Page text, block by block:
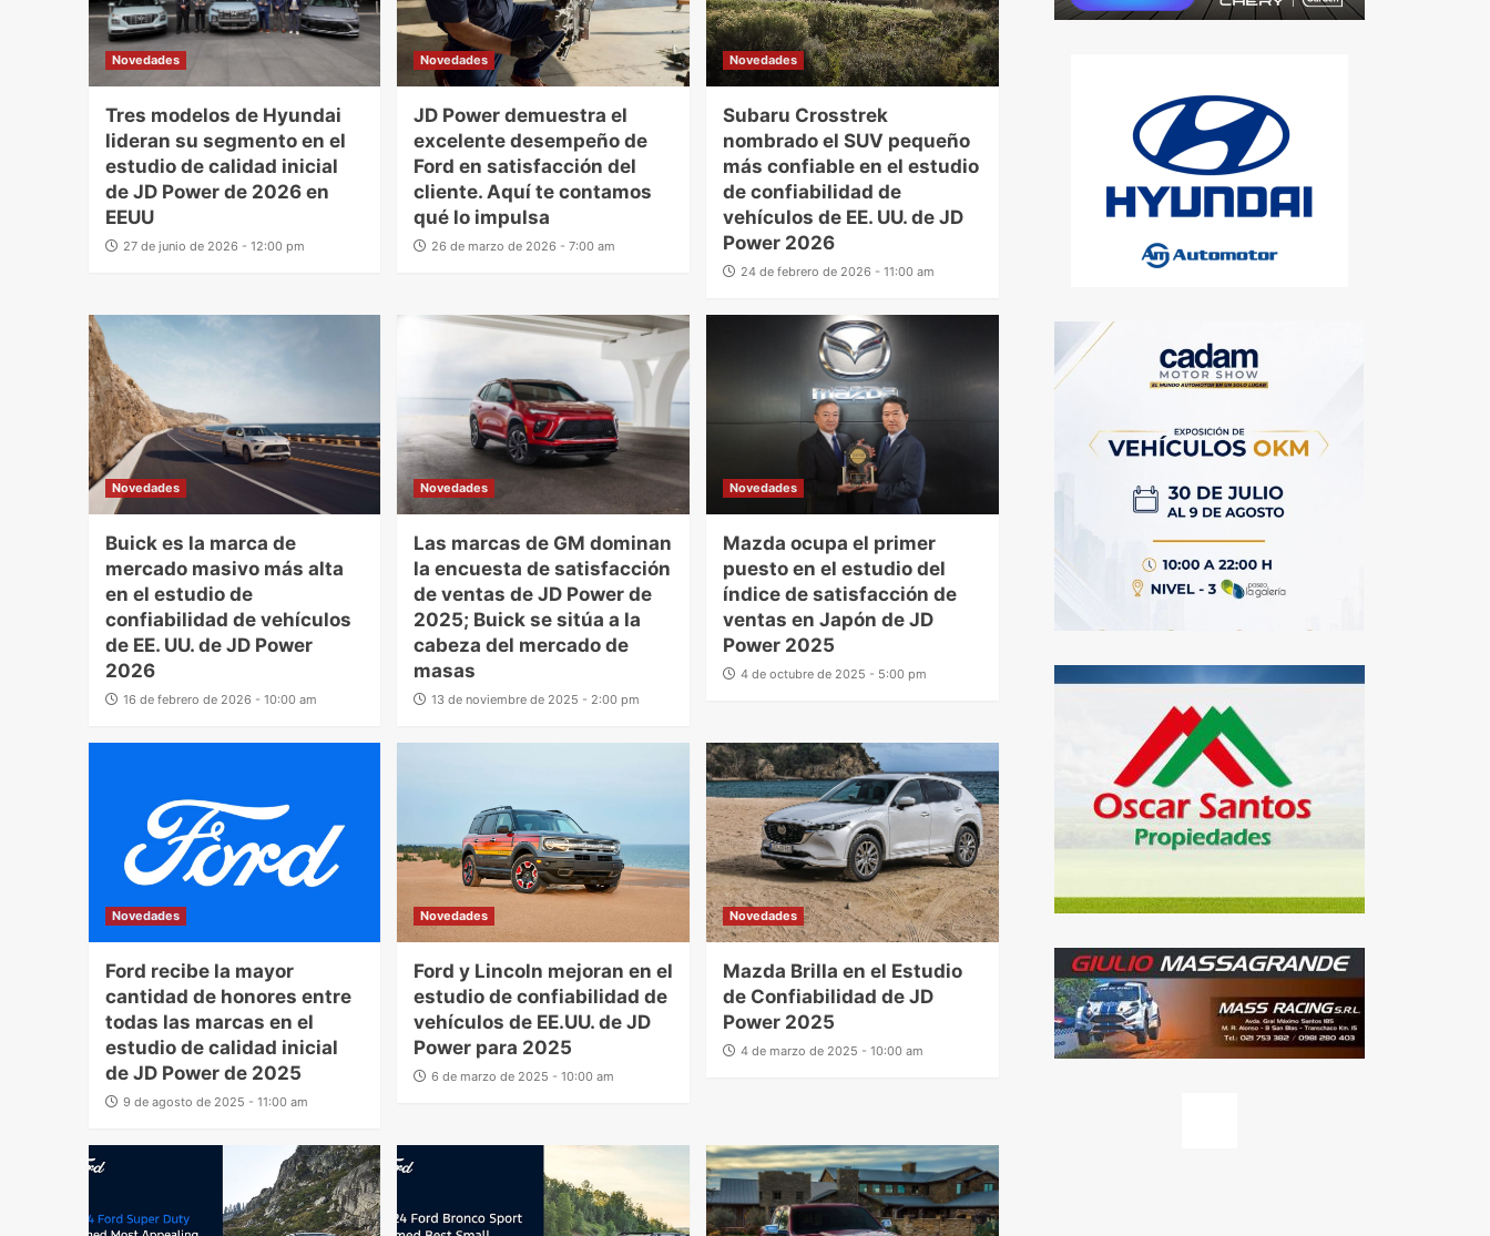
Novedades
Tres modelos de Hyundai
lideran su segmento en el
estudio de calidad inicial
de JD Power de 2026 en
EEUU
27 de junio de 2026 - 12:00 pm
Novedades
JD Power demuestra el
excelente desempeño de
Ford en satisfacción del
cliente. Aquí te contamos
qué lo impulsa
26 de marzo de 2026 - 7:00 am
Novedades
Subaru Crosstrek
nombrado el SUV pequeño
más confiable en el estudio
de confiabilidad de
vehículos de EE. UU. de JD
Power 2026
24 de febrero de 2026 - 11:00 am
Novedades
Buick es la marca de
mercado masivo más alta
en el estudio de
confiabilidad de vehículos
de EE. UU. de JD Power
2026
16 de febrero de 2026 - 10:00 am
Novedades
Las marcas de GM dominan
la encuesta de satisfacción
de ventas de JD Power de
2025; Buick se sitúa a la
cabeza del mercado de
masas
13 de noviembre de 2025 - 2:00 pm
Novedades
Mazda ocupa el primer
puesto en el estudio del
índice de satisfacción de
ventas en Japón de JD
Power 2025
4 de octubre de 2025 - 5:00 pm
Novedades
Ford recibe la mayor
cantidad de honores entre
todas las marcas en el
estudio de calidad inicial
de JD Power de 2025
9 de agosto de 2025 - 11:00 am
Novedades
Ford y Lincoln mejoran en el
estudio de confiabilidad de
vehículos de EE.UU. de JD
Power para 2025
6 de marzo de 2025 - 10:00 am
Novedades
Mazda Brilla en el Estudio
de Confiabilidad de JD
Power 2025
4 de marzo de 2025 - 10:00 am